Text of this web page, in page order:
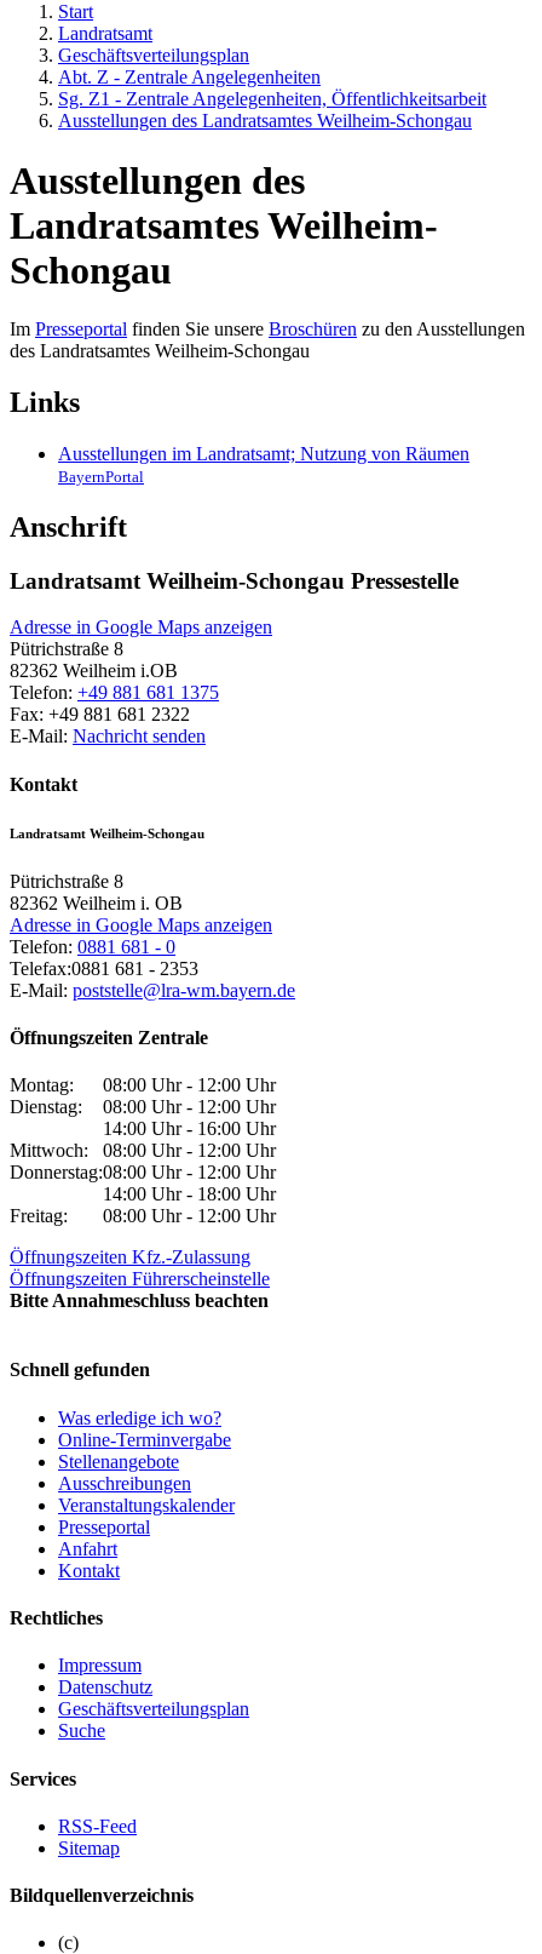
Start
Landratsamt
Geschäftsverteilungsplan
Abt. Z - Zentrale Angelegenheiten
Sg. Z1 - Zentrale Angelegenheiten, Öffentlichkeitsarbeit
Ausstellungen des Landratsamtes Weilheim-Schongau
Ausstellungen des
Landratsamtes Weilheim-
Schongau
Im Presseportal finden Sie unsere Broschüren zu den Ausstellungen
des Landratsamtes Weilheim-Schongau
Links
Ausstellungen im Landratsamt; Nutzung von Räumen
BayernPortal
Anschrift
Landratsamt Weilheim-Schongau Pressestelle
Adresse in Google Maps anzeigen
Pütrichstraße 8
82362 Weilheim i.OB
Telefon: +49 881 681 1375
Fax: +49 881 681 2322
E-Mail: Nachricht senden
Kontakt
Landratsamt Weilheim-Schongau
Pütrichstraße 8
82362 Weilheim i. OB
Adresse in Google Maps anzeigen
Telefon: 0881 681 - 0
Telefax:0881 681 - 2353
E-Mail: poststelle@lra-wm.bayern.de
Öffnungszeiten Zentrale
Montag:
08:00 Uhr - 12:00 Uhr
Dienstag:
08:00 Uhr - 12:00 Uhr
14:00 Uhr - 16:00 Uhr
Mittwoch:
08:00 Uhr - 12:00 Uhr
Donnerstag:08:00 Uhr - 12:00 Uhr
14:00 Uhr - 18:00 Uhr
Freitag:
08:00 Uhr - 12:00 Uhr
Öffnungszeiten Kfz.-Zulassung
Öffnungszeiten Führerscheinstelle
Bitte Annahmeschluss beachten
Schnell gefunden
Was erledige ich wo?
Online-Terminvergabe
Stellenangebote
Ausschreibungen
Veranstaltungskalender
Presseportal
Anfahrt
Kontakt
Rechtliches
Impressum
Datenschutz
Geschäftsverteilungsplan
Suche
Services
RSS-Feed
Sitemap
Bildquellenverzeichnis
(c)